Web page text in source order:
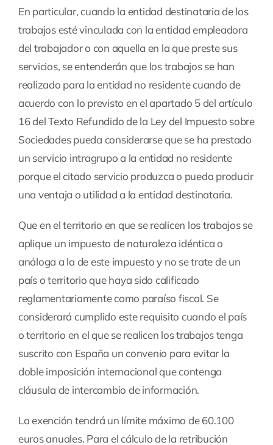
En particular, cuando la entidad destinataria de los
trabajos esté vinculada con la entidad empleadora
del trabajador o con aquella en la que preste sus
servicios, se entenderán que los trabajos se han
realizado para la entidad no residente cuando de
acuerdo con lo previsto en el apartado 5 del artículo
16 del Texto Refundido de la Ley del Impuesto sobre
Sociedades pueda considerarse que se ha prestado
un servicio intragrupo a la entidad no residente
porque el citado servicio produzca o pueda producir
una ventaja o utilidad a la entidad destinataria.
Que en el territorio en que se realicen los trabajos se
aplique un impuesto de naturaleza idéntica o
análoga a la de este impuesto y no se trate de un
país o territorio que haya sido calificado
reglamentariamente como paraíso fiscal. Se
considerará cumplido este requisito cuando el país
o territorio en el que se realicen los trabajos tenga
suscrito con España un convenio para evitar la
doble imposición internacional que contenga
cláusula de intercambio de información.
La exención tendrá un límite máximo de 60.100
euros anuales. Para el cálculo de la retribución